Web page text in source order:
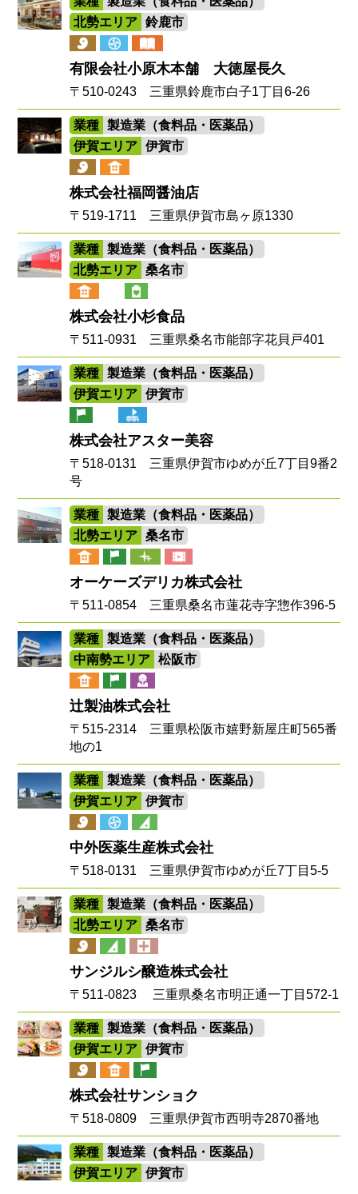
北勢エリア
鈴鹿市
有限会社小原木本舗 大徳屋長久
〒510-0243 三重県鈴鹿市白子1丁目6-26
業種
製造業（食料品・医薬品）
伊賀エリア
伊賀市
株式会社福岡醤油店
〒519-1711 三重県伊賀市島ヶ原1330
業種
製造業（食料品・医薬品）
北勢エリア
桑名市
株式会社小杉食品
〒511-0931 三重県桑名市能部字花貝戸401
業種
製造業（食料品・医薬品）
伊賀エリア
伊賀市
株式会社アスター美容
〒518-0131 三重県伊賀市ゆめが丘7丁目9番2
号
業種
製造業（食料品・医薬品）
北勢エリア
桑名市
オーケーズデリカ株式会社
〒511-0854 三重県桑名市蓮花寺字惣作396-5
業種
製造業（食料品・医薬品）
中南勢エリア
松阪市
辻製油株式会社
〒515-2314 三重県松阪市嬉野新屋庄町565番
地の1
業種
製造業（食料品・医薬品）
伊賀エリア
伊賀市
中外医薬生産株式会社
〒518-0131 三重県伊賀市ゆめが丘7丁目5-5
業種
製造業（食料品・医薬品）
北勢エリア
桑名市
サンジルシ醸造株式会社
〒511-0823 三重県桑名市明正通一丁目572-1
業種
製造業（食料品・医薬品）
伊賀エリア
伊賀市
株式会社サンショク
〒518-0809 三重県伊賀市西明寺2870番地
業種
製造業（食料品・医薬品）
伊賀エリア
伊賀市